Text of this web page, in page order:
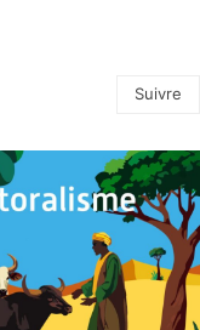
Suivre